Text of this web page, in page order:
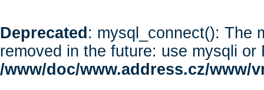
Deprecated : mysql_connect(): The
removed in the future: use mysqli or
/www/doc/www.address.cz/www/